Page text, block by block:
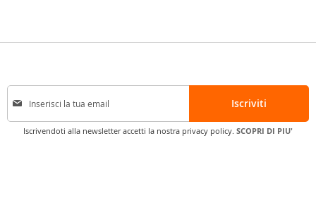
I
c
Iscriviti
Iscrivendoti alla newsletter accetti la nostra privacy policy. SCOPRI DI PIU'